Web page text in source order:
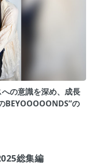
の意識を深め、成長
BEYOOOOONDS”の
総集編